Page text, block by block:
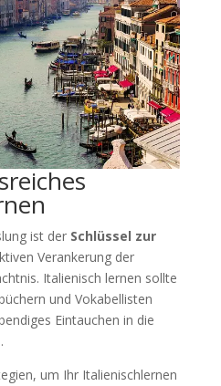
ist der Schlüssel zur
Verankerung der
Italienisch lernen sollte
und Vokabellisten
Eintauchen in die
um Ihr Italienischlernen